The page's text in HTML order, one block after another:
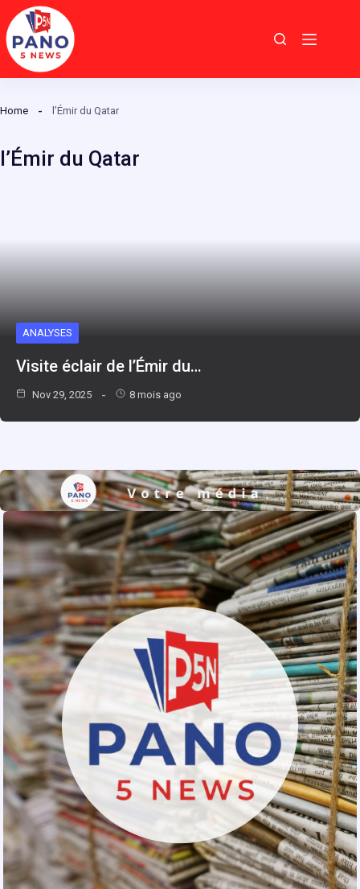
Passer
au
contenu
Home l’Émir du Qatar
l’Émir du Qatar
ANALYSES
Visite éclair de l’Émir du…
Nov 29, 2025 8 mois ago